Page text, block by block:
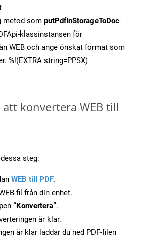
metod som putPdfInStorageToDoc-
klassinstansen för
WEB och ange önskat format som
%!(EXTRA string=PPSX)
konvertera WEB till
steg:
WEB till PDF.
fil från din enhet.
“Konvertera”.
är klar.
är klar laddar du ned PDF-filen